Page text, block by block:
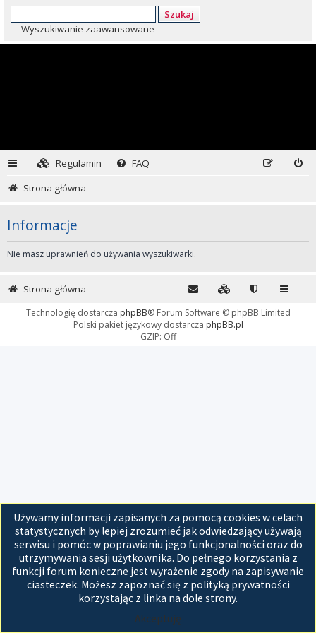
Szukaj
Wyszukiwanie zaawansowane
Regulamin
FAQ
Strona główna
Informacje
Nie masz uprawnień do używania wyszukiwarki.
Używamy informacji zapisanych za pomocą cookies w celach
statystycznych by lepiej zrozumieć jak odwiedzający używają
serwisu i pomóc w poprawianiu jego funkcjonalności oraz do
utrzymywania sesji użytkownika. Do pełnego korzystania z
funkcji forum konieczne jest wyrażenie zgody na zapisywanie
ciasteczek. Możesz zapoznać się z polityką prywatności
korzystając z linka na dole strony.
Akceptuję
Strona główna
Technologię dostarcza phpBB® Forum Software © phpBB Limited
Polski pakiet językowy dostarcza phpBB.pl
GZIP: Off